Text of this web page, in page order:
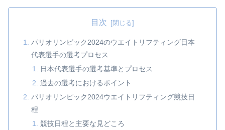
目次
パリオリンピック2024のウエイトリフティング日本
代表選手の選考プロセス
日本代表選手の選考基準とプロセス
過去の選考におけるポイント
パリオリンピック2024ウエイトリフティング競技日
程
競技日程と主要な見どころ